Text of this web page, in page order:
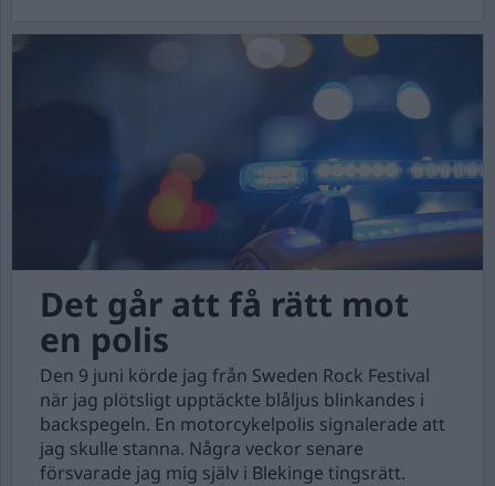
Det går att få rätt mot
en polis
Den 9 juni körde jag från Sweden Rock Festival
när jag plötsligt upptäckte blåljus blinkandes i
backspegeln. En motorcykelpolis signalerade att
jag skulle stanna. Några veckor senare
försvarade jag mig själv i Blekinge tingsrätt.